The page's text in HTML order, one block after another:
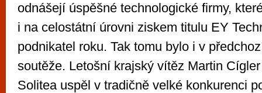
odnášejí úspěšné technologické firmy,
i na celostátní úrovni ziskem titulu EY
podnikatel roku. Tak tomu bylo i v
soutěže. Letošní krajský vítěz Martin
Solitea uspěl v tradičně velké konkurenci